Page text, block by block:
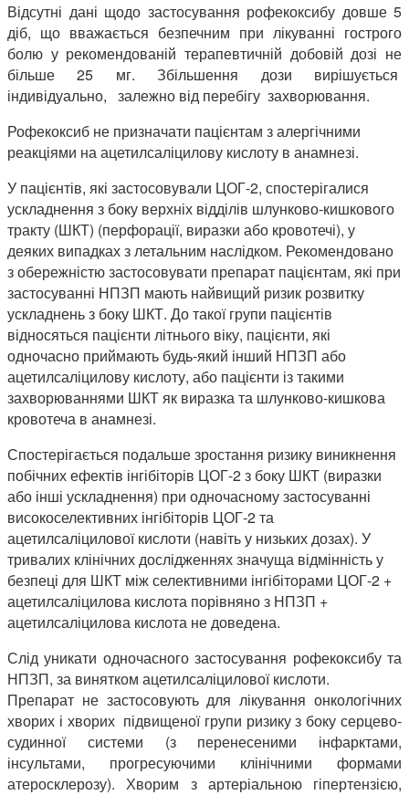
Відсутні дані щодо застосування рофекоксибу довше 5
діб, що вважається безпечним при лікуванні гострого
болю у рекомендованій терапевтичній добовій дозі не
більше 25 мг. Збільшення дози вирішується
індивідуально, залежно від перебігу захворювання.
Рофекоксиб не призначати пацієнтам з алергічними
реакціями на ацетилсаліцилову кислоту в анамнезі.
У пацієнтів, які застосовували ЦОГ-2, спостерігалися
ускладнення з боку верхніх відділів шлунково-кишкового
тракту (ШКТ) (перфорації, виразки або кровотечі), у
деяких випадках з летальним наслідком. Рекомендовано
з обережністю застосовувати препарат пацієнтам, які при
застосуванні НПЗП мають найвищий ризик розвитку
ускладнень з боку ШКТ. До такої групи пацієнтів
відносяться пацієнти літнього віку, пацієнти, які
одночасно приймають будь-який інший НПЗП або
ацетилсаліцилову кислоту, або пацієнти із такими
захворюваннями ШКТ як виразка та шлунково-кишкова
кровотеча в анамнезі.
Спостерігається подальше зростання ризику виникнення
побічних ефектів інгібіторів ЦОГ-2 з боку ШКТ (виразки
або інші ускладнення) при одночасному застосуванні
високоселективних інгібіторів ЦОГ-2 та
ацетилсаліцилової кислоти (навіть у низьких дозах). У
тривалих клінічних дослідженнях значуща відмінність у
безпеці для ШКТ між селективними інгібіторами ЦОГ-2 +
ацетилсаліцилова кислота порівняно з НПЗП +
ацетилсаліцилова кислота не доведена.
Слід уникати одночасного застосування рофекоксибу та
НПЗП, за винятком ацетилсаліцилової кислоти.
Препарат не застосовують для лікування онкологічних
хворих і хворих підвищеної групи ризику з боку серцево-
судинної системи (з перенесеними інфарктами,
інсультами, прогресуючими клінічними формами
атеросклерозу). Хворим з артеріальною гіпертензією,